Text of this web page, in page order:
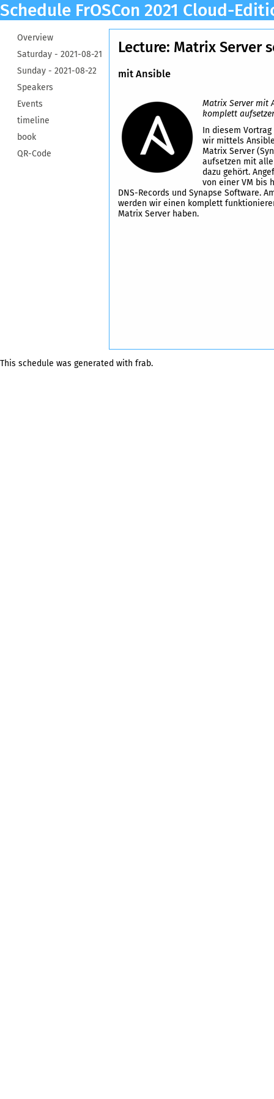
Schedule FrOSCon 2021 Cloud-
Overview
Saturday - 2021-08-21
Sunday - 2021-08-22
Speakers
Events
timeline
book
QR-Code
Lecture: Matrix Server
mit Ansible
Matrix Server mit
komplett
In diesem Vortrag
wir mittels
Matrix Server
aufsetzen mit
dazu gehört.
von einer VM bis
DNS-Records und Synapse Software.
werden wir einen komplett
Matrix Server haben.
This schedule was generated with frab.